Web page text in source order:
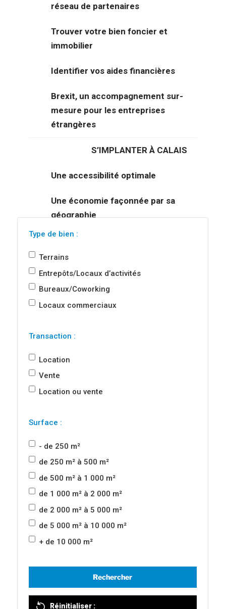
réseau de partenaires
Trouver votre bien foncier et
immobilier
Identifier vos aides financières
Brexit, un accompagnement sur-
mesure pour les entreprises
étrangères
S’IMPLANTER À CALAIS
Une accessibilité optimale
Une économie façonnée par sa
géographie
QUI SOMMES-NOUS ?
Notre fonctionnement
vendre ou à louer.
Vous ne trouvez pasl’offre adaptée à vos critères
parmi cette liste. Nous disposons de nombreuses
projet et nous effectuons une recherche immobilière et
services sont gratuits.
Type de bien :
Terrains
Entrepôts/Locaux d’activités
Bureaux/Coworking
Locaux commerciaux
Transaction :
Location
Vente
Location ou vente
Surface :
- de 250 m²
de 250 m² à 500 m²
de 500 m² à 1 000 m²
de 1 000 m² à 2 000 m²
de 2 000 m² à 5 000 m²
de 5 000 m² à 10 000 m²
+ de 10 000 m²
Réinitialiser :